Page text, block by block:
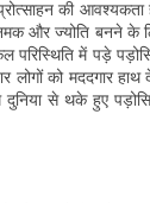
की
और ज्योति बनने के
परिस्थिति में पड़े
लोगों को मददगार
से थके हुए